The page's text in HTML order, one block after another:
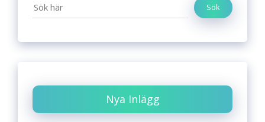
Sök
Nya Inlägg